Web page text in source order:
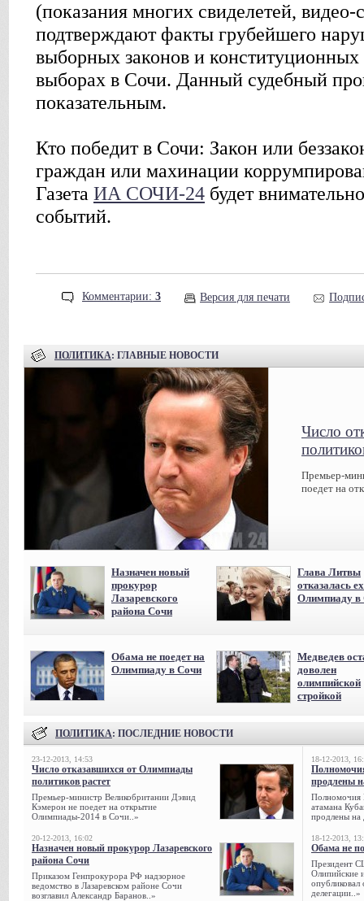
(показания многих свиделетей, видео-
подтверждают факты грубейшего
выборных законов и конституционных
выборах в Сочи. Данный судебный
показательным.
Кто победит в Сочи: Закон или
граждан или махинации
Газета ИА СОЧИ-24 будет
событий.
Комментарии: 3 Версия для печати
ПОЛИТИКА: ГЛАВНЫЕ НОВОСТИ
Число
Премьер-
поедет на
Назначен новый
прокурор
Лазаревского
района Сочи
Глава Литвы
отказалась
Олимпиаду в
Обама не поедет на
Олимпиаду в Сочи
Медведев
доволен
олимпийской
стройкой
ПОЛИТИКА: ПОСЛЕДНИЕ НОВОСТИ
23-12-2013, 14:53
Число отказавшихся от Олимпиады
политиков растет
Премьер-министр Великобритании Дэвид
Кэмерон не поедет на открытие
Олимпиады-2014 в Сочи..»
20-12-2013, 16:02
Назначен новый прокурор Лазаревского
района Сочи
Приказом Генпрокурора РФ надзорное
ведомство в Лазаревском районе Сочи
возглавил Александр Баранов..»
18-12-2013,
продлены
Полномочия
атамана
продлены на
18-12-2013,
Обама не
Президент
Олипийские
опубликовал
делегации..»